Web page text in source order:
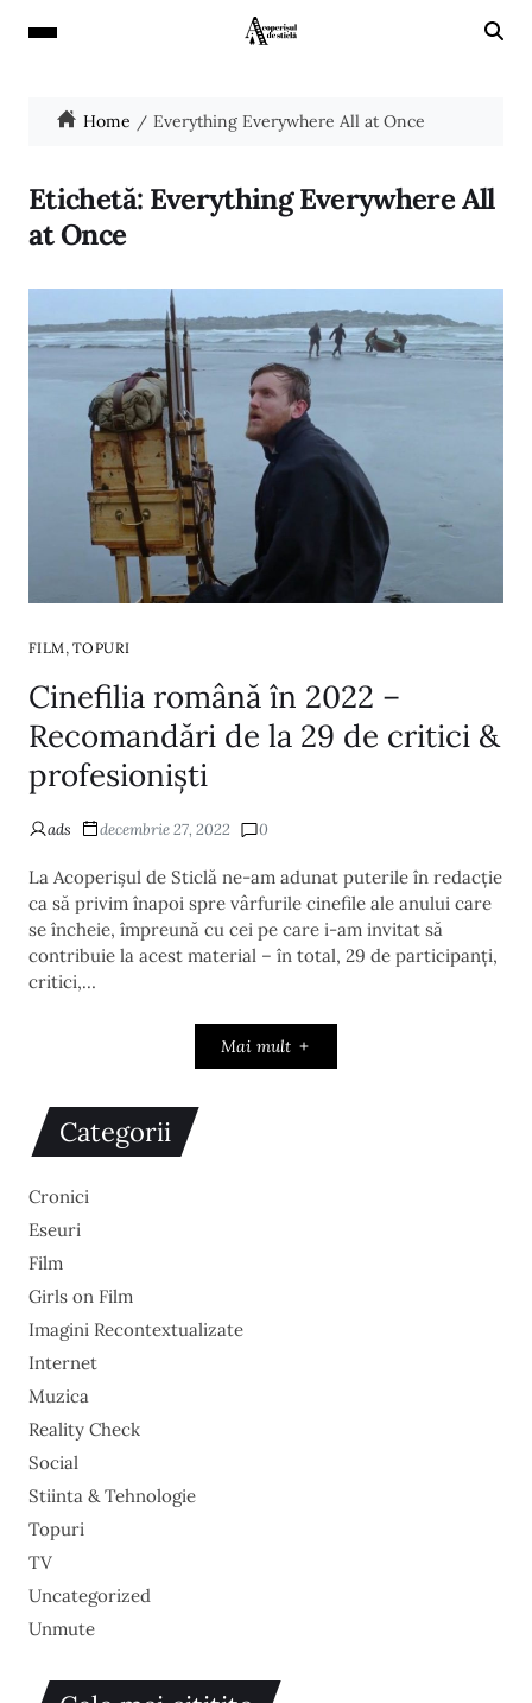
Home Everything Everywhere All at Once
Etichetă: Everything Everywhere All
at Once
FILM , TOPURI
Cinefilia română în 2022 –
Recomandări de la 29 de critici &
profesioniști
ads decembrie 27, 2022 0
La Acoperișul de Sticlă ne-am adunat puterile în redacție
ca să privim înapoi spre vârfurile cinefile ale anului care
se încheie, împreună cu cei pe care i-am invitat să
contribuie la acest material – în total, 29 de participanți,
critici,…
Mai mult
Categorii
Cronici
Eseuri
Film
Girls on Film
Imagini Recontextualizate
Internet
Muzica
Reality Check
Social
Stiinta & Tehnologie
Topuri
TV
Uncategorized
Unmute